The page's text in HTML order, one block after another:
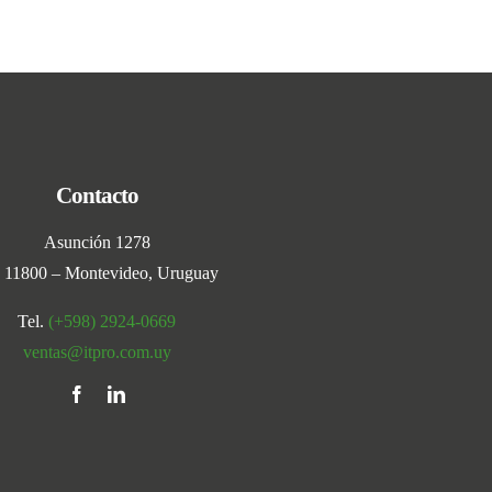
Contacto
Asunción 1278
– Montevideo, Uruguay
Tel. (+598) 2924-0669
ventas@itpro.com.uy